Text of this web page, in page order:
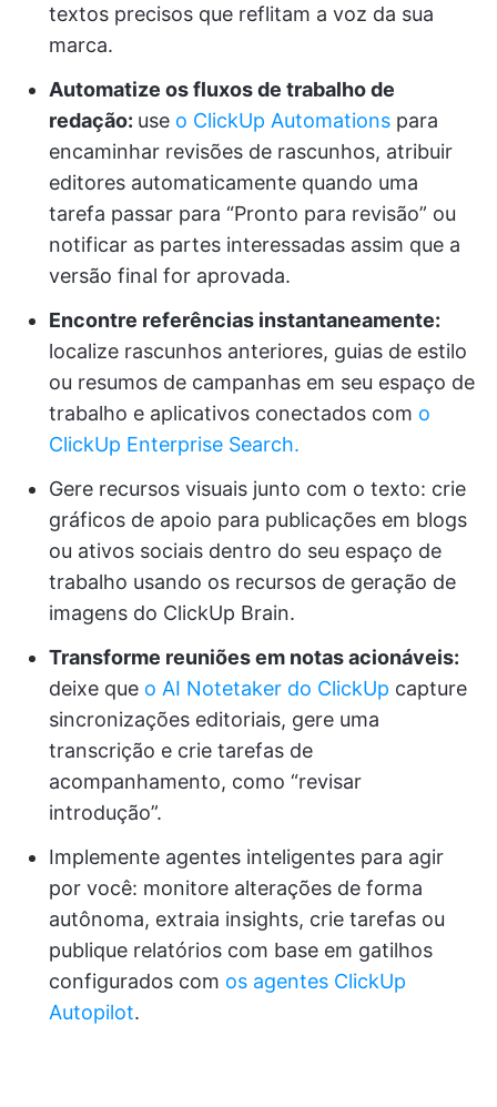
textos precisos que reflitam a voz da sua
marca.
Automatize os fluxos de trabalho de
redação: use o ClickUp Automations para
encaminhar revisões de rascunhos, atribuir
editores automaticamente quando uma
tarefa passar para “Pronto para revisão” ou
notificar as partes interessadas assim que a
versão final for aprovada.
Encontre referências instantaneamente:
localize rascunhos anteriores, guias de estilo
ou resumos de campanhas em seu espaço de
trabalho e aplicativos conectados com o
ClickUp Enterprise Search.
Gere recursos visuais junto com o texto: crie
gráficos de apoio para publicações em blogs
ou ativos sociais dentro do seu espaço de
trabalho usando os recursos de geração de
imagens do ClickUp Brain.
Transforme reuniões em notas acionáveis:
deixe que o AI Notetaker do ClickUp capture
sincronizações editoriais, gere uma
transcrição e crie tarefas de
acompanhamento, como “revisar
introdução”.
Implemente agentes inteligentes para agir
por você: monitore alterações de forma
autônoma, extraia insights, crie tarefas ou
publique relatórios com base em gatilhos
configurados com os agentes ClickUp
Autopilot.